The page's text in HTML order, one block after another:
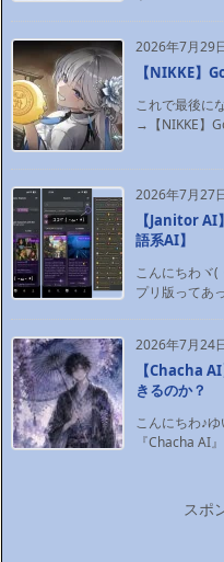
2026年7月29
【NIKKE】
これで最後に
→【NIKKE】
2026年7月27
【Janitor AI
語系AI】
こんにちわヾ
プリ版ってあ
2026年7月24
【Chacha
きるのか？
こんにちわ♪
『Chacha AI
スポ